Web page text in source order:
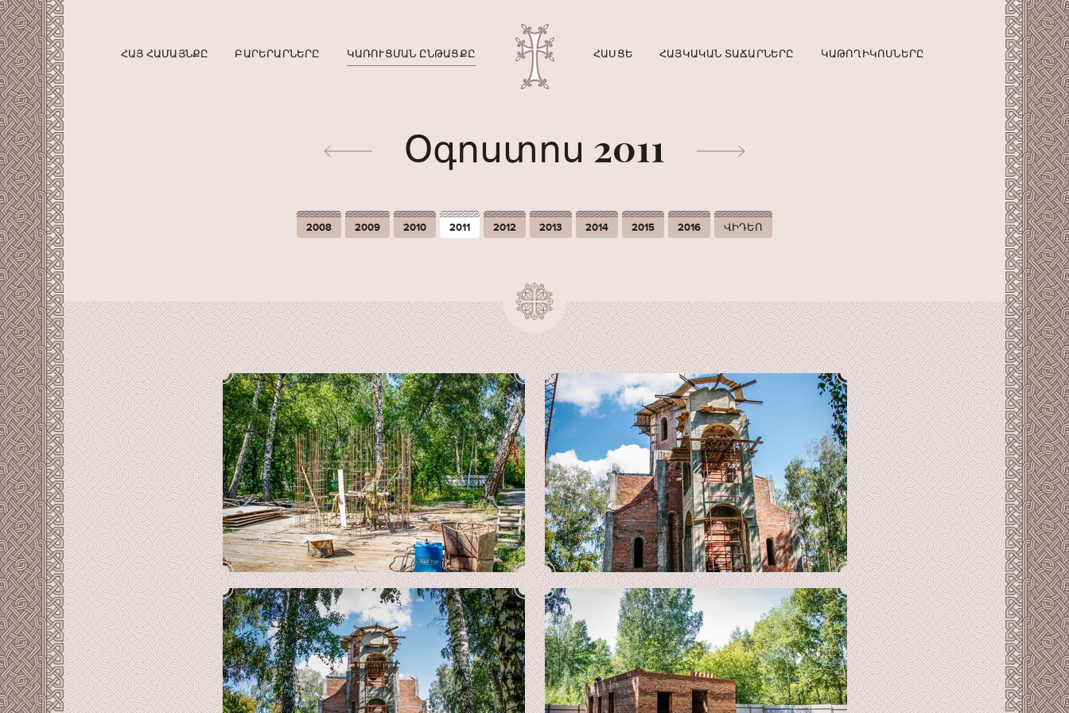
ՀԱՅ ՀԱՄԱՅՆՔԸ ԲԱՐԵՐԱՐՆԵՐԸ ԿԱՌՈՒՑՄԱՆ ԸՆԹԱՑՔԸ ՀԱՍՑԵ ՀԱՅԿԱԿԱՆ ՏԱՃԱՐՆԵՐԸ ԿԱԹՈՂԻԿՈՍՆԵՐԸ
Օգոստոս 2011
2008 2009 2010 2011 2012 2013 2014 2015 2016 ՎԻԴԵՈ